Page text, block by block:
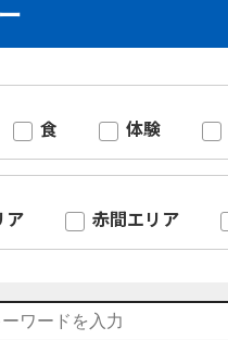
食 体験
ア 赤間エリア